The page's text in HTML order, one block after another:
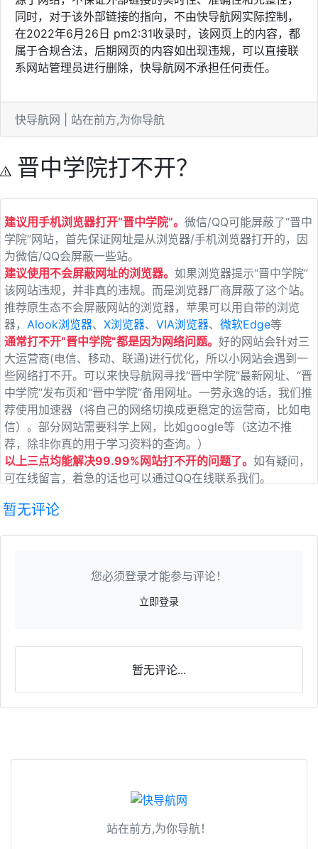
同时，对于该外部链接的指向，不由快导航网实际控制，
在2022年6月26日 pm2:31收录时，该网页上的内容，都
属于合规合法，后期网页的内容如出现违规，可以直接联
系网站管理员进行删除，快导航网不承担任何责任。
快导航网 | 站在前方,为你导航
晋中学院打不开？
建议用手机浏览器打开“晋中学院”。 微信/QQ可能屏蔽了“晋中
学院”网站，首先保证网址是从浏览器/手机浏览器打开的，因
为微信/QQ会屏蔽一些站。
建议使用不会屏蔽网址的浏览器。 如果浏览器提示“晋中学院”
该网站违规，并非真的违规。而是浏览器厂商屏蔽了这个站。
推荐原生态不会屏蔽网站的浏览器，苹果可以用自带的浏览
器， Alook浏览器、 X浏览器、 VIA浏览器、 微软Edge等
通常打不开“晋中学院”都是因为网络问题。 好的网站会针对三
大运营商(电信、移动、联通)进行优化，所以小网站会遇到一
些网络打不开。可以来快导航网寻找“晋中学院”最新网址、“晋
中学院”发布页和“晋中学院”备用网址。一劳永逸的话，我们推
荐使用加速器（将自己的网络切换成更稳定的运营商，比如电
信）。部分网站需要科学上网，比如google等（这边不推
荐，除非你真的用于学习资料的查询。）
以上三点均能解决99.99%网站打不开的问题了。 如有疑问，
可在线留言，着急的话也可以通过QQ在线联系我们。
暂无评论
您必须登录才能参与评论！
立即登录
暂无评论...
站在前方,为你导航！